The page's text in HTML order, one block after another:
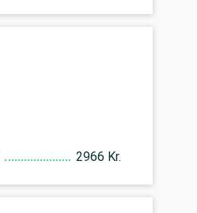
2966 Kr.